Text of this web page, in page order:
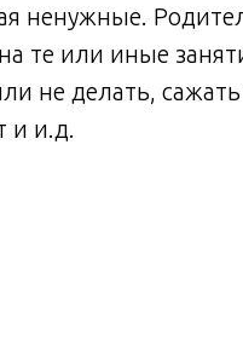
ненужные.
те или иные
не делать,
и и.д.